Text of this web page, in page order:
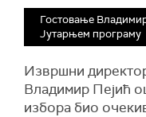
Гостовање
Јутарњем програму
Извршни
Владимир Пејић
избора био